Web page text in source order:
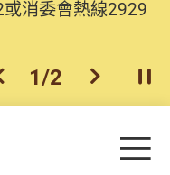
消委會熱線2929
上一個
1/2 下一個開
目